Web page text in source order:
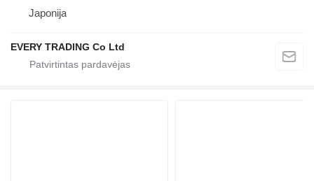
Japonija
EVERY TRADING Co Ltd